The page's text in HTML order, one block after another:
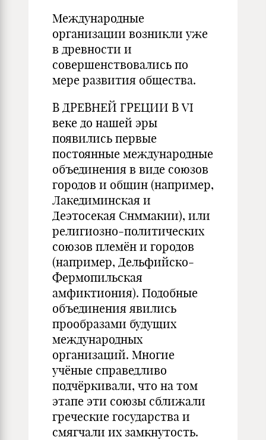
Международные
организации возникли уже
в древности и
совершенствовались по
мере развития общества.
В ДРЕВНЕЙ ГРЕЦИИ В VI
веке до нашей эры
появились первые
постоянные международные
объединения в виде союзов
городов и общин (например,
Лакедиминская и
Деэтосекая Снммакии), или
религиозно-политических
союзов племён и городов
(например, Дельфийско-
Фермопильская
амфиктиония). Подобные
объединения явились
прообразами будущих
международных
организаций. Многие
учёные справедливо
подчёркивали, что на том
этапе эти союзы сближали
греческие государства и
смягчали их замкнутость.